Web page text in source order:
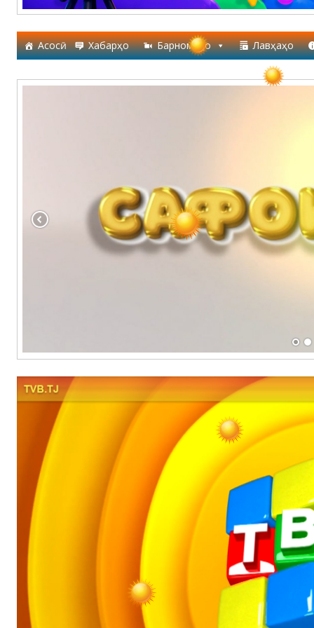
Асосӣ Хабарҳо Барномаҳо Лавҳаҳо